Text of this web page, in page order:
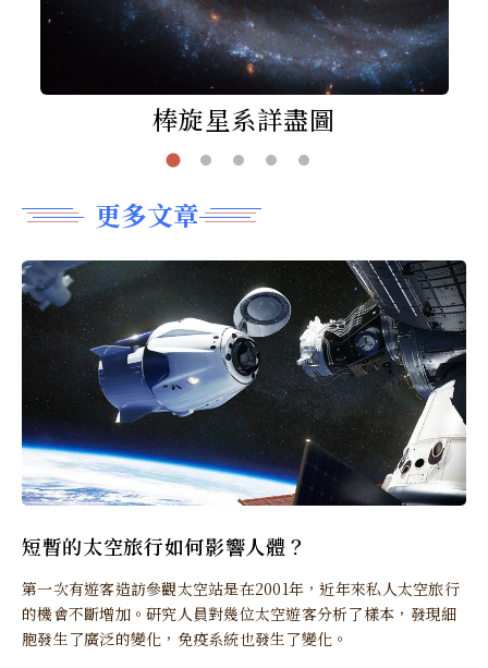
棒旋星系詳盡圖
更多文章
短暫的太空旅行如何影響人體？
第一次有遊客造訪參觀太空站是在2001年，近年來私人太空旅行
的機會不斷增加。研究人員對幾位太空遊客分析了樣本，發現細
胞發生了廣泛的變化，免疫系統也發生了變化。